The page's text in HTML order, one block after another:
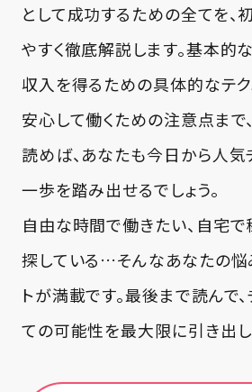
として成功するための全てを、
やすく徹底解説します。基本的
収入を得るための具体的なテク
安心して働くための注意点まで
読めば、あなたも今日から人気
一歩を踏み出せるでしょう。
自由な時間で働きたい、自宅で
探している…そんなあなたの悩
トが満載です。最後まで読んで、
ての可能性を最大限に引き出し